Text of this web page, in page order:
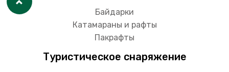
Байдарки
Катамараны и рафты
Пакрафты
Туристическое снаряжение